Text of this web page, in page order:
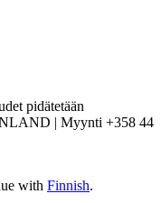
pidätetään
| Myynti +358 44
with Finnish.